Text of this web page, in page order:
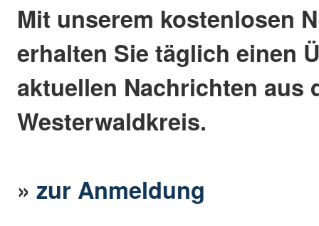
Mit unserem kostenlosen
erhalten Sie täglich einen
aktuellen Nachrichten aus
Westerwaldkreis.
»zur Anmeldung